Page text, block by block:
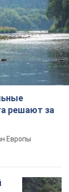
решают за
Европы